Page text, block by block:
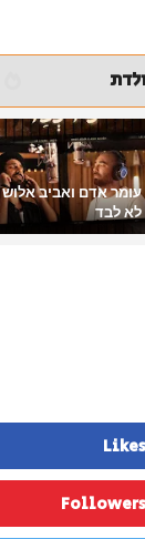
עומר אדם ואביב אלוש
לא לבד